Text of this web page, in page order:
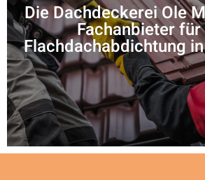
Die Dachdeckerei Ole
Fachanbieter für
Flachdachabdichtung